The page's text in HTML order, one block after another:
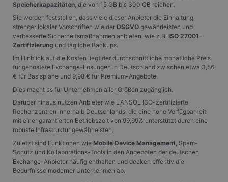
Speicherkapazitäten, die von 15 GB bis 300 GB reichen.
Sie werden feststellen, dass viele dieser Anbieter die Einhaltung
strenger lokaler Vorschriften wie der DSGVOgewährleisten und
verbesserte Sicherheitsmaßnahmen anbieten, wie z.B. ISO 27001-
Zertifizierung und tägliche Backups.
Im Hinblick auf die Kosten liegt der durchschnittliche monatliche Preis
für gehostete Exchange-Lösungen in Deutschland zwischen etwa 3,56
€ für Basispläne und 9,98 € für Premium-Angebote.
Dies macht es für Unternehmen aller Größen zugänglich.
Darüber hinaus nutzen Anbieter wie LANSOL ISO-zertifizierte
Rechenzentren innerhalb Deutschlands, die eine hohe Verfügbarkeit
mit einer garantierten Betriebszeit von 99,99% unterstützt durch eine
robuste Infrastruktur gewährleisten.
Zuletzt sind Funktionen wie Mobile Device Management , Spam-
Schutz und Kollaborations-Tools in den Angeboten der deutschen
Exchange-Anbieter häufig enthalten und decken effektiv die
Bedürfnisse moderner Unternehmen ab.